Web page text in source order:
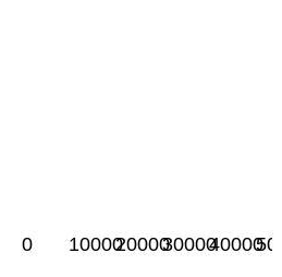
0 10000200003000040000